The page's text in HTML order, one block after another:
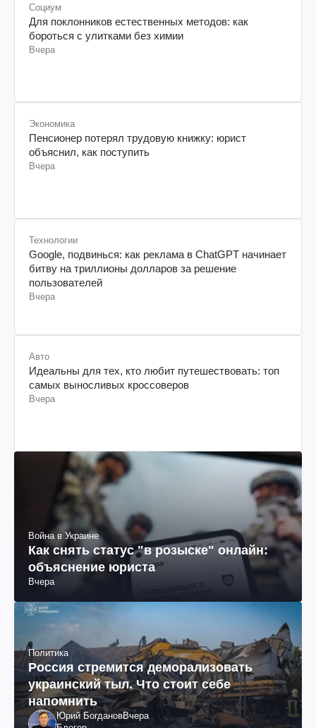
Социум
Для поклонников естественных методов: как
бороться с улитками без химии
Вчера
Экономика
Пенсионер потерял трудовую книжку: юрист
объяснил, как поступить
Вчера
Технологии
Google, подвинься: как реклама в ChatGPT начинает
битву на триллионы долларов за решение
пользователей
Вчера
Авто
Идеальны для тех, кто любит путешествовать: топ
самых выносливых кроссоверов
Вчера
Война в Украине
Как снять статус "в розыске" онлайн:
объяснение юриста
Вчера
Политика
Россия стремится деморализовать
украинский тыл. Что стоит себе
напомнить
Юрий БогдановВчера